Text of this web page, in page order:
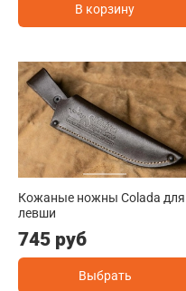
В корзину
Кожаные ножны Colada для
левши
745 руб
Выбрать